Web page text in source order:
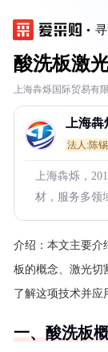
酸洗板激
上海犇烁国际贸易有
上海
法人:陈
上海犇烁，
材，服务多领
介绍： 本文主要介
板的概念、激光切
了解这项技术并应
一、酸洗板